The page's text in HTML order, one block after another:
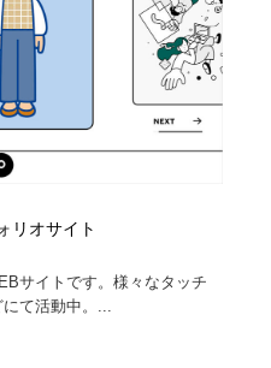
リオサイト
サイトです。様々なタッチ
て活動中。...